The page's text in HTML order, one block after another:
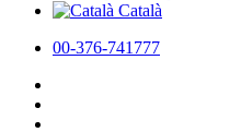
Català
00-376-741777